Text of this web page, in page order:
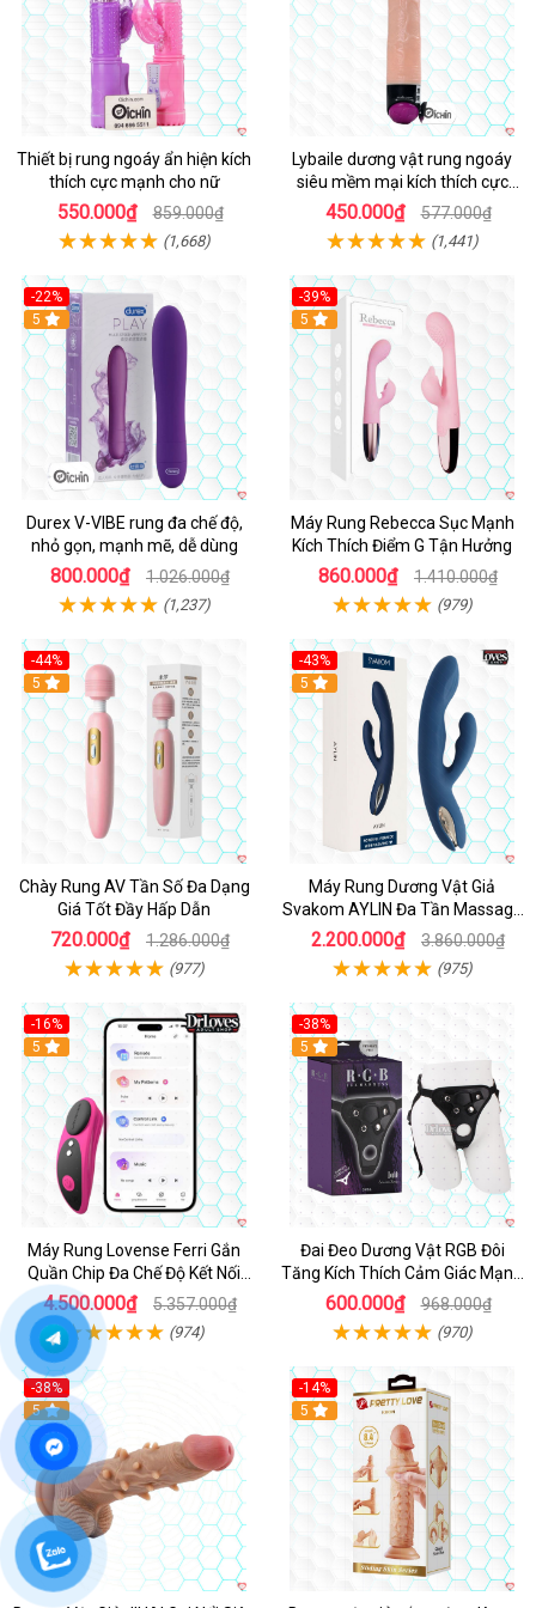
Thiết bị rung ngoáy ẩn hiện kích
thích cực mạnh cho nữ
550.000₫ 859.000₫
(1,668)
Lybaile dương vật rung ngoáy
siêu mềm mại kích thích cực
mạnh
450.000₫ 577.000₫
(1,441)
-22%
Hot
5
Durex V-VIBE rung đa chế độ,
nhỏ gọn, mạnh mẽ, dễ dùng
800.000₫ 1.026.000₫
(1,237)
-39%
Hot
5
Máy Rung Rebecca Sục Mạnh
Kích Thích Điểm G Tận Hưởng
860.000₫ 1.410.000₫
(979)
-44%
Hot
5
Chày Rung AV Tần Số Đa Dạng
Giá Tốt Đầy Hấp Dẫn
720.000₫ 1.286.000₫
(977)
-43%
Hot
5
Máy Rung Dương Vật Giả
Svakom AYLIN Đa Tần Massage
Sướng
2.200.000₫ 3.860.000₫
(975)
-16%
Hot
5
Máy Rung Lovense Ferri Gắn
Quần Chip Đa Chế Độ Kết Nối
App
4.500.000₫ 5.357.000₫
(974)
-38%
Hot
5
Đai Đeo Dương Vật RGB Đôi
Tăng Kích Thích Cảm Giác Mạnh
Mẽ
600.000₫ 968.000₫
(970)
-38%
5
-14%
5